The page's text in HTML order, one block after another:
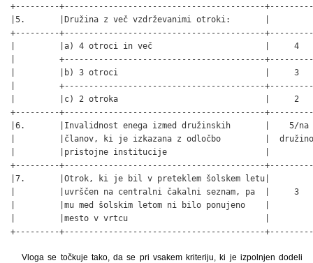
+---------+-----------------------------------------
|5.       |Družina z več vzdrževanimi otroki:       |
+---------+-----------------------------------------
|         |a) 4 otroci in več                       |     4
|         +-----------------------------------------
|         |b) 3 otroci                              |     3
|         +-----------------------------------------
|         |c) 2 otroka                              |     2
+---------+-----------------------------------------
|6.       |Invalidnost enega izmed družinskih       |    5/
|         |članov, ki je izkazana z odločbo         |
|         |pristojne institucije                    |
+---------+-----------------------------------------
|7.       |Otrok, ki je bil v preteklem šolskem letu|
|         |uvrščen na centralni čakalni seznam, pa  |     3
|         |mu med šolskim letom ni bilo ponujeno    |
|         |mesto v vrtcu                            |
+---------+-----------------------------------------
Vloga se točkuje tako, da se pri vsakem kriteriju, ki je izpolnjen dodeli